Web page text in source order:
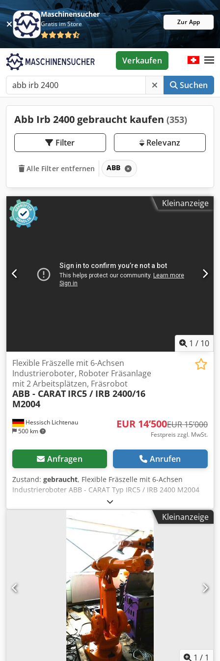
Maschinensucher
Gratis im Store Zur App
Suchen
Verkaufen
Abb Irb 2400 gebraucht kaufen (353)
Filter Relevanz
Alle Filter entfernen ABB
Kleinanzeige
1 / 10
Hessisch Lichtenau
500 km
Flexible Fräszelle mit 6-Achsen
Industrieroboter, Roboter Fräsanlage
mit 2 Arbeitsplätzen, Fräsrobot
ABB - CARAT IRC5 / IRB 2400/16
M2004
EUR 14’500EUR 15’000
Festpreis zzgl. MwSt.
Anfragen Anrufen
Zustand: gebraucht, Flexible Fräszelle mit 6-Achsen
Industrieroboter ABB - CARAT Typ IRC5 / IRB 2400 M2004
Roboter Fräsanlage mit Wechsel-Drehtisch mit 2
Arbeitsplätzen, Roboterzelle Serial. No. 24-51541 Baujahr
2006 6-Achsen Industrieroboter ABB Typ IRB 2400/16
M2000 Steuerung ABB Typ IRC5 mit Tech-In Paneel HF
Frässpindel PERSKE Typ KRS 35.3-2, Leistung 1,2 kW,
Drehzahl 17400 bis 23200 U/min. Roboter
Handlinggewicht: 16 kg Eigengewicht nur Roboter: 380 kg
Tischgröße (Tisch 1) mit ALU-Tischplatte 500 x 500 mm
Tischgröße (Tisch 2) mit Pertinax-Tischplatte 600 x 600 mm
Netzanschluss: 400 VAC, 50 Hz - Hochfrequenz Spindel
ausgestattet mit Spannzangenaufnahme - Die
Gesamtanlage ist als kompakt als Fräszelle mit
Wechseltisch aufgebaut. - Steuerschrank und Roboter-
Steuerschrank alles kompakt und fest auf der Fräszellen
aufgebaut - Motorischer Rundschalttisch (vermutlich
Fabrikat WEISS) mit festem Schaltschritt = 2 Stationen =
Kleinanzeige
1 / 1